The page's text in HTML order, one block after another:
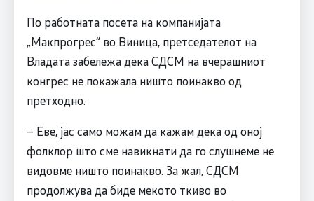
По работната посета на компанијата
„Макпрогрес“ во Виница, претседателот на
Владата забележа дека СДСМ на вчерашниот
конгрес не покажала ништо поинакво од
претходно.
– ​Еве, јас само можам да кажам дека од оној
фолклор што сме навикнати да го слушнеме не
видовме ништо поинакво. За жал, СДСМ
продолжува да биде мекото ткиво во